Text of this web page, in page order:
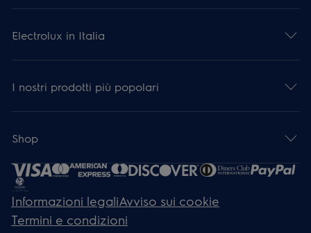
Electrolux in Italia
I nostri prodotti più popolari
Shop
Informazioni legaliAvviso sui cookie
Termini e condizioni